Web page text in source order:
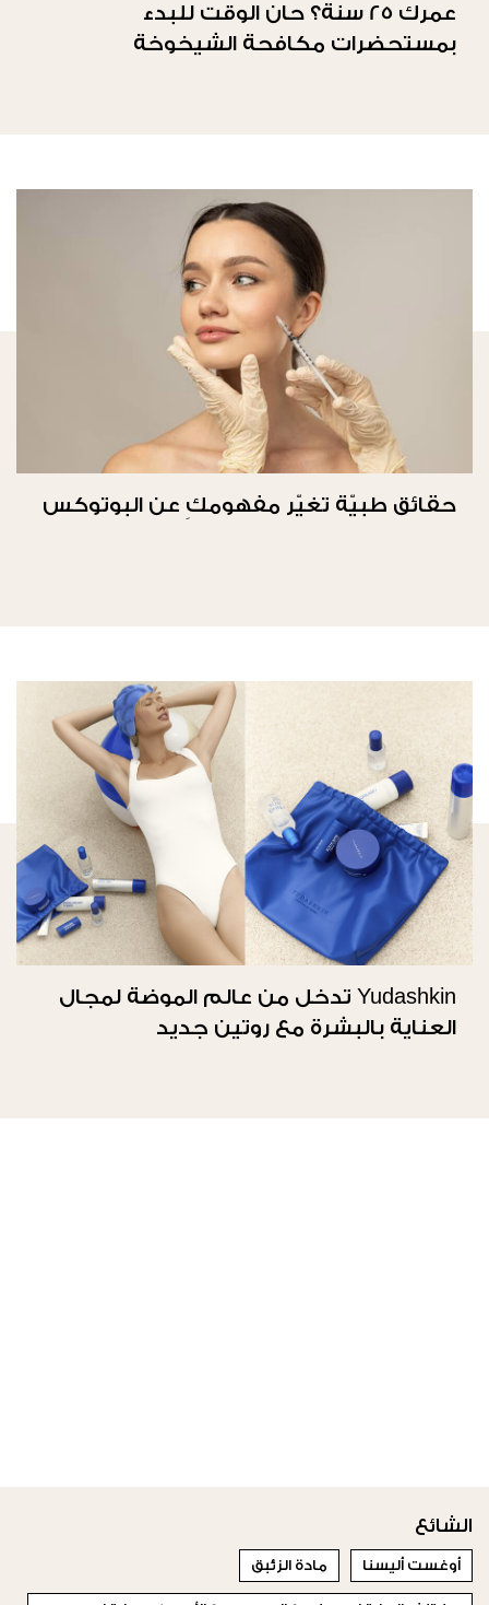
عمرك 25 سنة؟ حان الوقت للبدء
بمستحضرات مكافحة الشيخوخة
حقائق طبيّة تغيّر مفهومكِ عن البوتوكس
Yudashkin تدخل من عالم الموضة لمجال
العناية بالبشرة مع روتين جديد
الشائع
أوغست أليسنا مادة الزئبق